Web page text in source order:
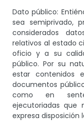
Dato público:
sea semiprivado,
considerados
relativos al estado
oficio y a su
público. Por su
estar contenidos
documentos
como en
ejecutoriadas que
expresa disposición